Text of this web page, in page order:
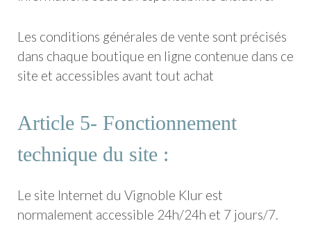
Les conditions générales de vente sont précisés
dans chaque boutique en ligne contenue dans ce
site et accessibles avant tout achat
Article 5- Fonctionnement
technique du site :
Le site Internet du Vignoble Klur est
normalement accessible 24h/24h et 7 jours/7.